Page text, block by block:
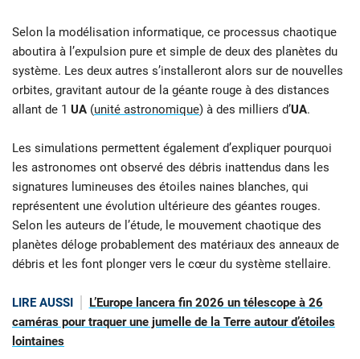
Selon la modélisation informatique, ce processus chaotique
aboutira à l’expulsion pure et simple de deux des planètes du
système. Les deux autres s’installeront alors sur de nouvelles
orbites, gravitant autour de la géante rouge à des distances
allant de 1 UA (unité astronomique) à des milliers d’UA.
Les simulations permettent également d’expliquer pourquoi
les astronomes ont observé des débris inattendus dans les
signatures lumineuses des étoiles naines blanches, qui
représentent une évolution ultérieure des géantes rouges.
Selon les auteurs de l’étude, le mouvement chaotique des
planètes déloge probablement des matériaux des anneaux de
débris et les font plonger vers le cœur du système stellaire.
LIRE AUSSI
L’Europe lancera fin 2026 un télescope à 26
caméras pour traquer une jumelle de la Terre autour d’étoiles
lointaines